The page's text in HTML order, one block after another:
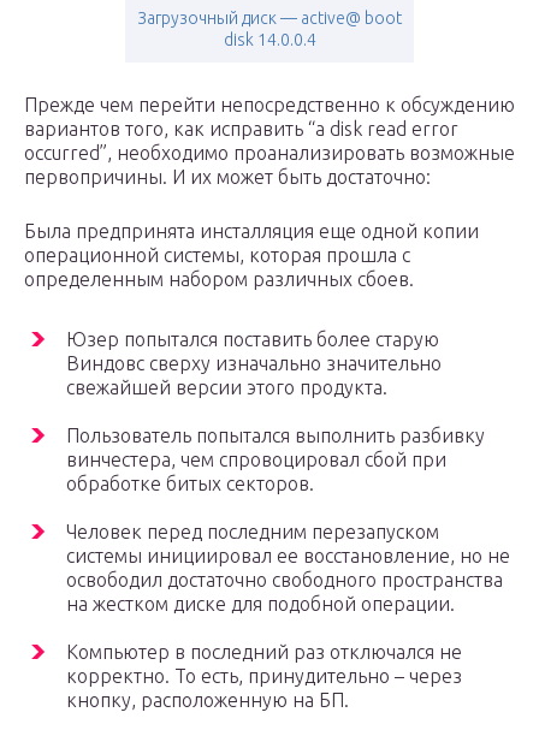
Загрузочный диск — active@ boot
disk 14.0.0.4
Прежде чем перейти непосредственно к обсуждению
вариантов того, как исправить “a disk read error
occurred”, необходимо проанализировать возможные
первопричины. И их может быть достаточно:
Была предпринята инсталляция еще одной копии
операционной системы, которая прошла с
определенным набором различных сбоев.
Юзер попытался поставить более старую
Виндовс сверху изначально значительно
свежайшей версии этого продукта.
Пользователь попытался выполнить разбивку
винчестера, чем спровоцировал сбой при
обработке битых секторов.
Человек перед последним перезапуском
системы инициировал ее восстановление, но не
освободил достаточно свободного пространства
на жестком диске для подобной операции.
Компьютер в последний раз отключался не
корректно. То есть, принудительно – через
кнопку, расположенную на БП.